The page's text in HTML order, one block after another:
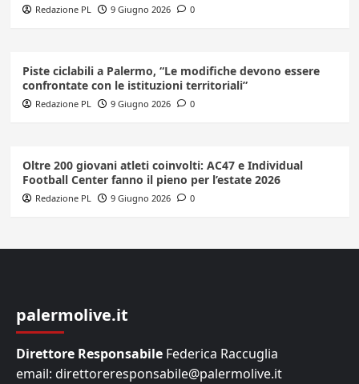
Redazione PL 9 Giugno 2026 0
Piste ciclabili a Palermo, “Le modifiche devono essere
confrontate con le istituzioni territoriali”
Redazione PL 9 Giugno 2026 0
Oltre 200 giovani atleti coinvolti: AC47 e Individual
Football Center fanno il pieno per l’estate 2026
Redazione PL 9 Giugno 2026 0
palermolive.it
Direttore Responsabile Federica Raccuglia
email: direttoreresponsabile@palermolive.it